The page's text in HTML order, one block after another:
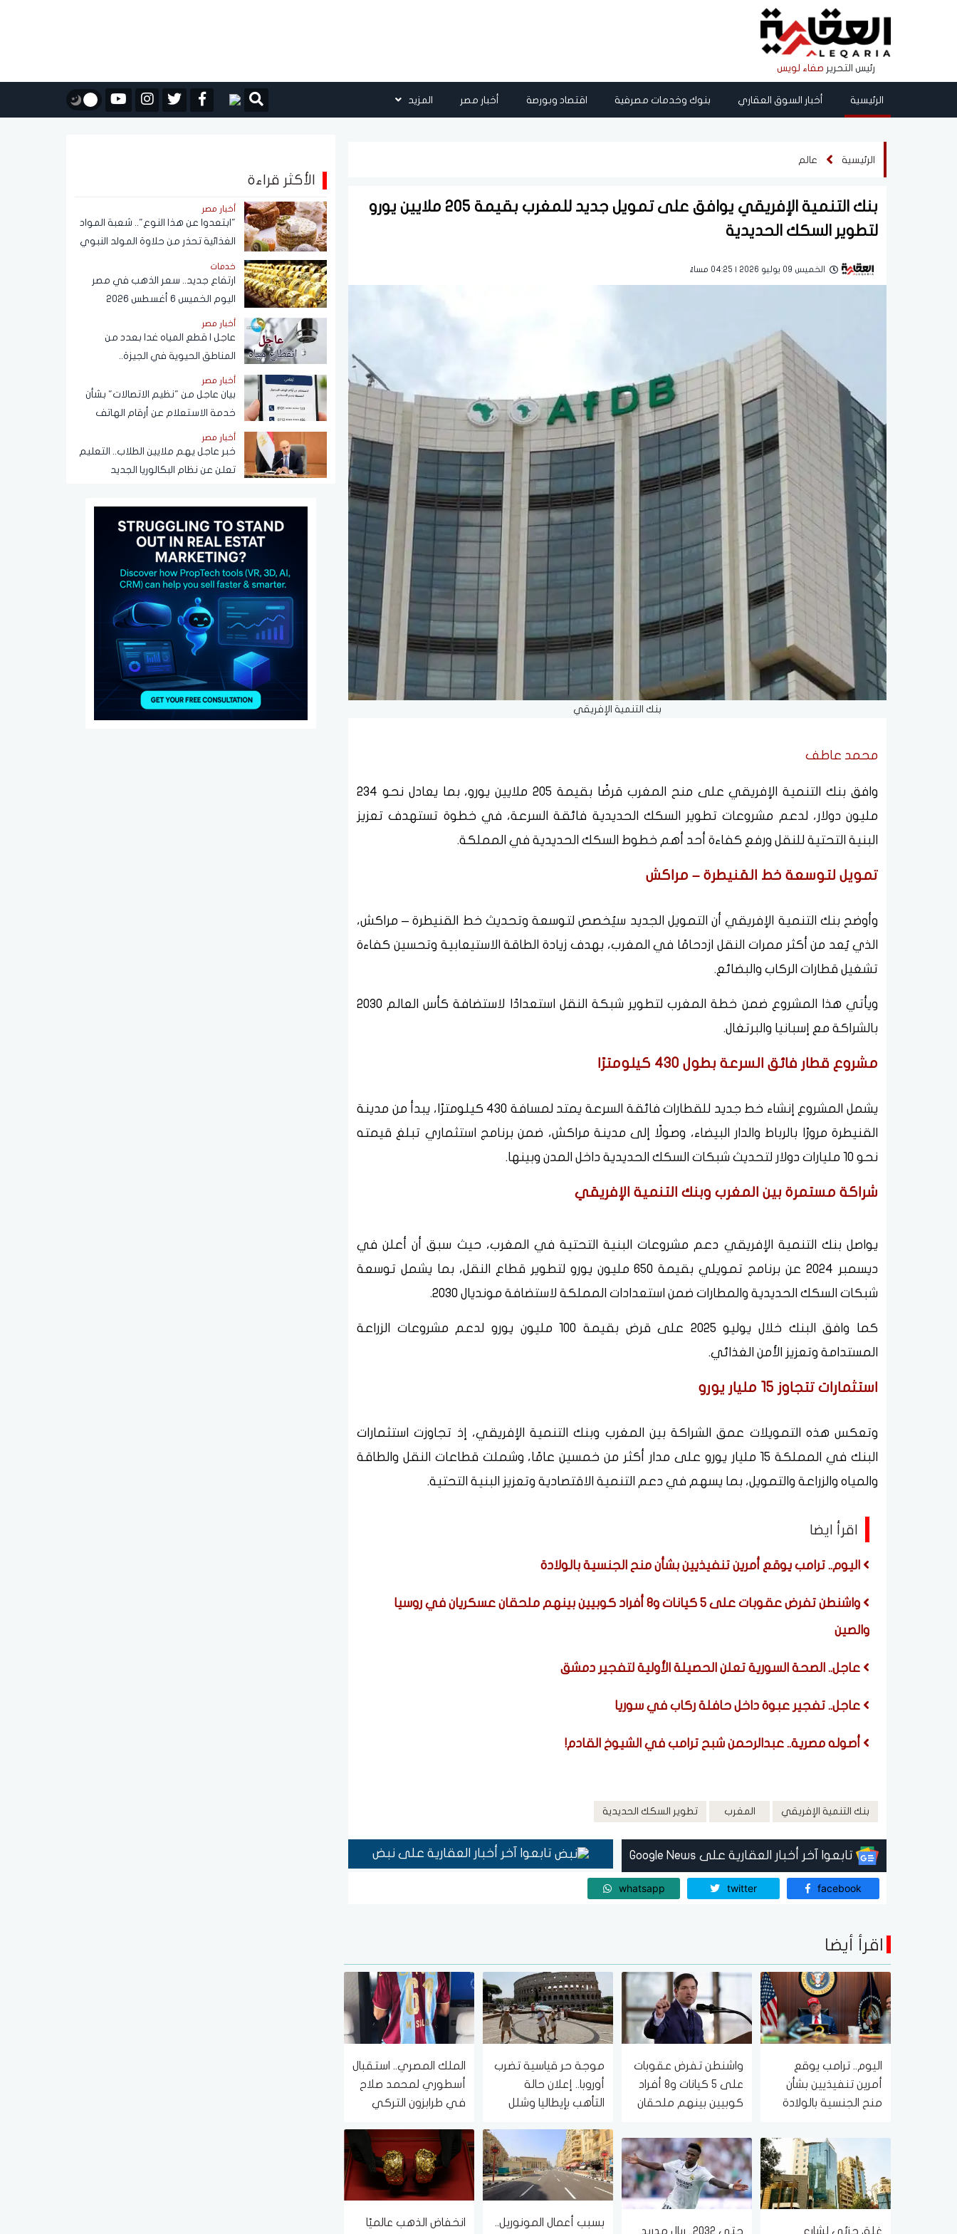
رئيس التحرير صفاء لويس
الرئيسية أخبار السوق العقاري بنوك وخدمات مصرفية اقتصاد وبورصة أخبار مصر المزيد
الرئيسية عالم
بنك التنمية الإفريقي يوافق على تمويل جديد للمغرب بقيمة 205 ملايين يورو
لتطوير السكك الحديدية
الخميس 09 يوليو 2026 | 04:25 مساءً
بنك التنمية الإفريقي
محمد عاطف
وافق بنك التنمية الإفريقي على منح المغرب قرضًا بقيمة 205 ملايين يورو، بما يعادل نحو 234
مليون دولار، لدعم مشروعات تطوير السكك الحديدية فائقة السرعة، في خطوة تستهدف تعزيز
البنية التحتية للنقل ورفع كفاءة أحد أهم خطوط السكك الحديدية في المملكة.
تمويل لتوسعة خط القنيطرة – مراكش
وأوضح بنك التنمية الإفريقي أن التمويل الجديد سيُخصص لتوسعة وتحديث خط القنيطرة – مراكش،
الذي يُعد من أكثر ممرات النقل ازدحامًا في المغرب، بهدف زيادة الطاقة الاستيعابية وتحسين كفاءة
تشغيل قطارات الركاب والبضائع.
ويأتي هذا المشروع ضمن خطة المغرب لتطوير شبكة النقل استعدادًا لاستضافة كأس العالم 2030
بالشراكة مع إسبانيا والبرتغال.
مشروع قطار فائق السرعة بطول 430 كيلومترًا
يشمل المشروع إنشاء خط جديد للقطارات فائقة السرعة يمتد لمسافة 430 كيلومترًا، يبدأ من مدينة
القنيطرة مرورًا بالرباط والدار البيضاء، وصولًا إلى مدينة مراكش، ضمن برنامج استثماري تبلغ قيمته
نحو 10 مليارات دولار لتحديث شبكات السكك الحديدية داخل المدن وبينها.
شراكة مستمرة بين المغرب وبنك التنمية الإفريقي
يواصل بنك التنمية الإفريقي دعم مشروعات البنية التحتية في المغرب، حيث سبق أن أعلن في
ديسمبر 2024 عن برنامج تمويلي بقيمة 650 مليون يورو لتطوير قطاع النقل، بما يشمل توسعة
شبكات السكك الحديدية والمطارات ضمن استعدادات المملكة لاستضافة مونديال 2030.
كما وافق البنك خلال يوليو 2025 على قرض بقيمة 100 مليون يورو لدعم مشروعات الزراعة
المستدامة وتعزيز الأمن الغذائي.
استثمارات تتجاوز 15 مليار يورو
وتعكس هذه التمويلات عمق الشراكة بين المغرب وبنك التنمية الإفريقي، إذ تجاوزت استثمارات
البنك في المملكة 15 مليار يورو على مدار أكثر من خمسين عامًا، وشملت قطاعات النقل والطاقة
والمياه والزراعة والتمويل، بما يسهم في دعم التنمية الاقتصادية وتعزيز البنية التحتية.
اقرأ ايضا
اليوم.. ترامب يوقع أمرين تنفيذيين بشأن منح الجنسية بالولادة
واشنطن تفرض عقوبات على 5 كيانات و8 أفراد كوبيين بينهم ملحقان عسكريان في روسيا
والصين
عاجل.. الصحة السورية تعلن الحصيلة الأولية لتفجير دمشق
عاجل.. تفجير عبوة داخل حافلة ركاب في سوريا
أصوله مصرية.. عبدالرحمن شبح ترامب في الشيوخ القادم!
بنك التنمية الإفريقي المغرب تطوير السكك الحديدية
تابعوا آخر أخبار العقارية على Google News تابعوا آخر أخبار العقارية على نبض
facebook
twitter
whatsapp
اقرأ أيضا
اليوم.. ترامب يوقع
أمرين تنفيذيين بشأن
منح الجنسية بالولادة
واشنطن تفرض عقوبات
على 5 كيانات و8 أفراد
كوبيين بينهم ملحقان
والصين
موجة حر قياسية تضرب
أوروبا.. إعلان حالة
التأهب بإيطاليا وشلل
وشبكات النقل
الملك المصري.. استقبال
أسطوري لمحمد صلاح
في طرابزون التركي
غلق جزئي لشارع حتى 2032.. ريال مدريد
بسبب أعمال المونوريل.. انخفاض الذهب عالميًا
الأكثر قراءة
أخبار مصر
"ابتعدوا عن هذا النوع".. شعبة المواد
الغذائية تحذر من حلاوة المولد النبوي
خدمات
ارتفاع جديد.. سعر الذهب في مصر
اليوم الخميس 6 أغسطس 2026
أخبار مصر
عاجل | قطع المياه غدا بعدد من
المناطق الحيوية في الجيزة..
ومناشدات للمواطنين بتدبير
احتياجاتهم
أخبار مصر
بيان عاجل من "نظيم الاتصالات" بشأن
خدمة الاستعلام عن أرقام الهاتف
المحمول المسجلة باسم المستخدم
عبر تطبيق My NTRA
أخبار مصر
خبر عاجل يهم ملايين الطلاب.. التعليم
تعلن عن نظام البكالوريا الجديد